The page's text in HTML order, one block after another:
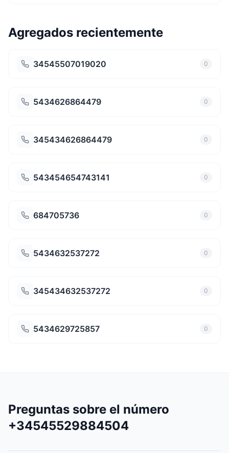
Agregados recientemente
34545507019020 0
5434626864479 0
345434626864479 0
543454654743141 0
684705736 0
5434632537272 0
345434632537272 0
5434629725857 0
Preguntas sobre el número
+34545529884504